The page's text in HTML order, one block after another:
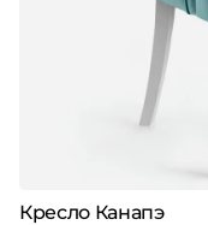
Кресло Канапэ